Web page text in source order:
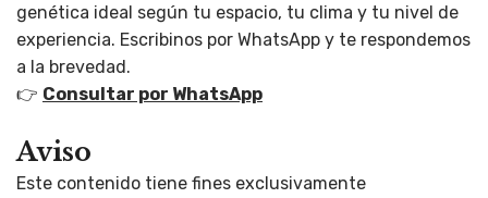
genética ideal según tu espacio, tu clima y tu nivel de
experiencia. Escribinos por WhatsApp y te respondemos
a la brevedad.
👉 Consultar por WhatsApp
Aviso
Este contenido tiene fines exclusivamente